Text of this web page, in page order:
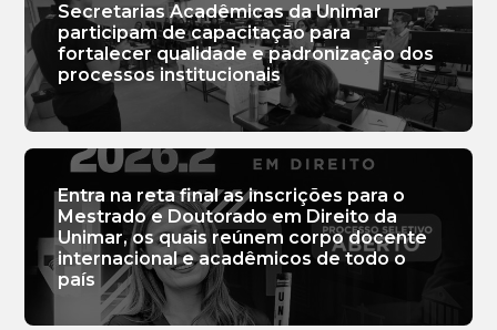
Secretarias Acadêmicas da Unimar
participam de capacitação para
fortalecer qualidade e padronização dos
processos institucionais
Entra na reta final as inscrições para o
Mestrado e Doutorado em Direito da
Unimar, os quais reúnem corpo docente
internacional e acadêmicos de todo o
país